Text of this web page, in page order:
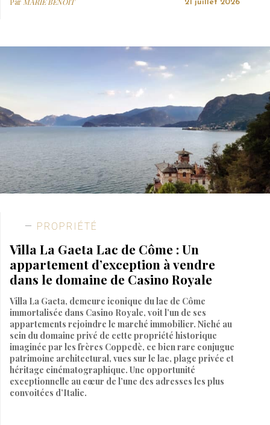
21 juillet 2026
PROPRIÉTÉ
Villa La Gaeta Lac de Côme : Un
appartement d’exception à vendre
dans le domaine de Casino Royale
Villa La Gaeta, demeure iconique du lac de Côme
immortalisée dans Casino Royale, voit l’un de ses
appartements rejoindre le marché immobilier. Niché au
sein du domaine privé de cette propriété historique
imaginée par les frères Coppedè, ce bien rare conjugue
patrimoine architectural, vues sur le lac, plage privée et
héritage cinématographique. Une opportunité
exceptionnelle au cœur de l’une des adresses les plus
convoitées d’Italie.